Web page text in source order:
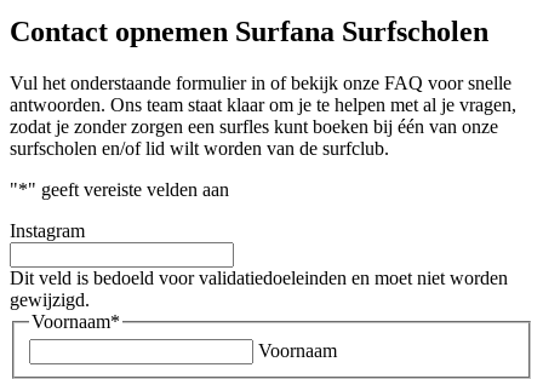
Contact opnemen Surfana Surfscholen
Vul het onderstaande formulier in of bekijk onze FAQ voor snelle
antwoorden. Ons team staat klaar om je te helpen met al je vragen,
zodat je zonder zorgen een surfles kunt boeken bij één van onze
surfscholen en/of lid wilt worden van de surfclub.
"*" geeft vereiste velden aan
Instagram
Dit veld is bedoeld voor validatiedoeleinden en moet niet worden
gewijzigd.
Voornaam*
Voornaam